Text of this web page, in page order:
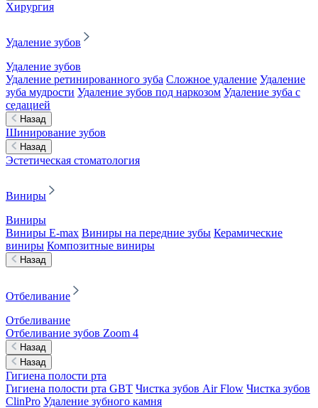
Хирургия
Удаление зубов
Удаление зубов
Удаление ретинированного зуба Сложное удаление Удаление
зуба мудрости Удаление зубов под наркозом Удаление зуба с
седацией
Назад
Шинирование зубов
Назад
Эстетическая стоматология
Виниры
Виниры
Виниры E-max Виниры на передние зубы Керамические
виниры Композитные виниры
Назад
Отбеливание
Отбеливание
Отбеливание зубов Zoom 4
Назад
Назад
Гигиена полости рта
Гигиена полости рта GBT Чистка зубов Air Flow Чистка зубов
ClinPro Удаление зубного камня